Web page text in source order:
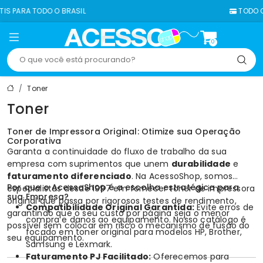
O BRASIL TODO O SITE
0
Toner
Toner
Toner de Impressora Original: Otimize sua Operação
Corporativa
Garanta a continuidade do fluxo de trabalho da sua
empresa com suprimentos que unem durabilidade e
faturamento diferenciado. Na AcessoShop, somos
especialistas desde 1997 em fornecertoner de impressora
original que passa por rigorosos testes de rendimento,
garantindo que o seu custo por página seja o menor
possível sem colocar em risco o mecanismo de fusão do
seu equipamento.
Por que o AcessoShop é a escolha estratégica para
sua Empresa?
Compatibilidade Original Garantida: Evite erros de
compra e danos ao equipamento. Nosso catálogo é
focado emtoner originalpara modelosHP,Brother,
SamsungeLexmark.
Faturamento PJ Facilitado:Oferecemos para